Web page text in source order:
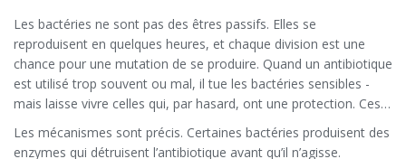
Les bactéries ne sont pas des êtres passifs. Elles se
reproduisent en quelques heures, et chaque division est une
chance pour une mutation de se produire. Quand un antibiotique
est utilisé trop souvent ou mal, il tue les bactéries sensibles -
mais laisse vivre celles qui, par hasard, ont une protection. Ces
survivantes se multiplient, et leurs descendants héritent de cette
résistance. Ce n’est pas de la magie. C’est de l’évolution,
Les mécanismes sont précis. Certaines bactéries produisent des
enzymes qui détruisent l’antibiotique avant qu’il n’agisse.